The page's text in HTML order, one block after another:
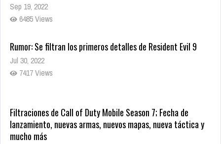
Sep 19, 2022
6485 Views
Rumor: Se filtran los primeros detalles de Resident Evil 9
Jul 30, 2022
7417 Views
Filtraciones de Call of Duty Mobile Season 7; Fecha de
lanzamiento, nuevas armas, nuevos mapas, nueva táctica y
mucho más